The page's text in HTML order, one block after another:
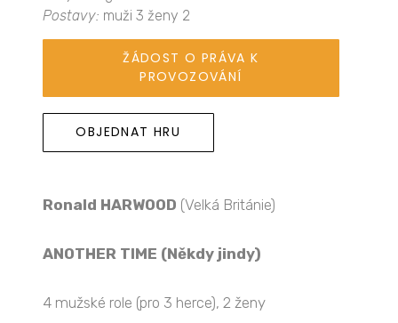
Postavy: muži 3 ženy 2
ŽÁDOST O PRÁVA K
PROVOZOVÁNÍ
OBJEDNAT HRU
Ronald HARWOOD (Velká Británie)
ANOTHER TIME (Někdy jindy)
4 mužské role (pro 3 herce), 2 ženy